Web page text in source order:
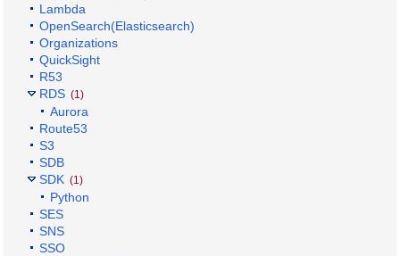
Lambda
OpenSearch(Elasticsearch)
Organizations
QuickSight
R53
RDS (1)
Aurora
Route53
S3
SDB
SDK (1)
Python
SES
SNS
SSO